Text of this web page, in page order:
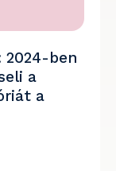
2024-ben
a
a